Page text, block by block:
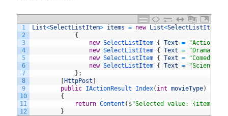
1
2
3
4
5
6
7
8
9
10
11
12
List<SelectListItem> items = new List<SelectListItem
{
new SelectListItem { Text = "Action"
new SelectListItem { Text = "Drama"
new SelectListItem { Text = "Comedy"
new SelectListItem { Text =
"Science
} ;
HttpPost
public IActionResult Index( int movieType)
{
return Content ( $"Selected value:
}